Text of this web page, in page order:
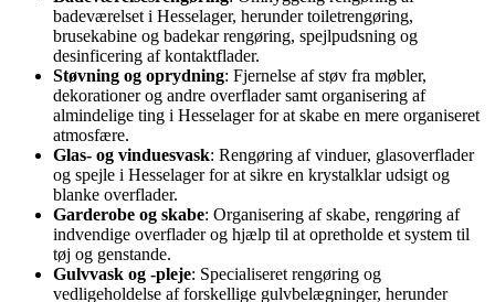
badeværelset i Hesselager, herunder toiletrengøring,
brusekabine og badekar rengøring, spejlpudsning og
desinficering af kontaktflader.
Støvning og oprydning: Fjernelse af støv fra møbler,
dekorationer og andre overflader samt organisering af
almindelige ting i Hesselager for at skabe en mere organiseret
atmosfære.
Glas- og vinduesvask: Rengøring af vinduer, glasoverflader
og spejle i Hesselager for at sikre en krystalklar udsigt og
blanke overflader.
Garderobe og skabe: Organisering af skabe, rengøring af
indvendige overflader og hjælp til at opretholde et system til
tøj og genstande.
Gulvvask og -pleje: Specialiseret rengøring og
vedligeholdelse af forskellige gulvbelægninger, herunder